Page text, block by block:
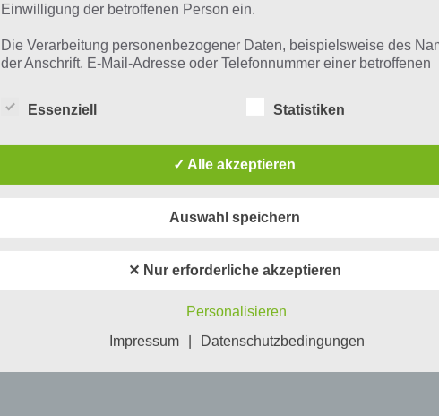
Einwilligung der betroffenen Person ein.
Die Verarbeitung personenbezogener Daten, beispielsweise des
der Anschrift, E-Mail-Adresse oder Telefonnummer einer betroffenen
Datenschutzbestimmungen. Mittels dieser Datenschutzerklärung
informieren. Ferner werden betroffene Personen mittels dieser
Datenschutzerklärung über die ihnen zustehenden Rechte
Wir haben als für die Verarbeitung Verantwortlicher zahlreiche
personenbezogenen Daten sicherzustellen. Dennoch können
aufweisen, sodass ein absoluter Schutz nicht gewährleistet werden
Aus diesem Grund steht es jeder betroffenen Person frei,
personenbezogene Daten auch auf alternativen Wegen,
Essenziell Statistiken
✓ Alle akzeptieren
Auswahl speichern
✕ Nur erforderliche akzeptieren
Personalisieren
Impressum
Datenschutzbedingungen